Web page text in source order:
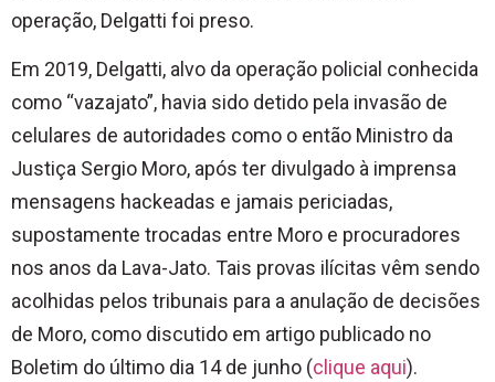
operação, Delgatti foi preso.
Em 2019, Delgatti, alvo da operação policial conhecida
como “vazajato”, havia sido detido pela invasão de
celulares de autoridades como o então Ministro da
Justiça Sergio Moro, após ter divulgado à imprensa
mensagens hackeadas e jamais periciadas,
supostamente trocadas entre Moro e procuradores
nos anos da Lava-Jato. Tais provas ilícitas vêm sendo
acolhidas pelos tribunais para a anulação de decisões
de Moro, como discutido em artigo publicado no
Boletim do último dia 14 de junho (clique aqui).